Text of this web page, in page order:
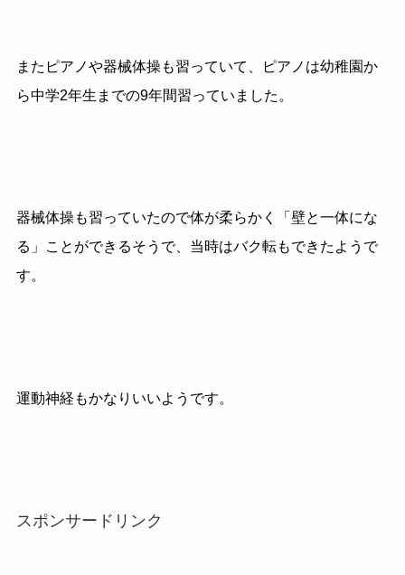
またピアノや器械体操も習っていて、ピアノは幼稚園か
ら中学2年生までの9年間習っていました。
器械体操も習っていたので体が柔らかく「壁と一体にな
る」ことができるそうで、当時はバク転もできたようで
す。
運動神経もかなりいいようです。
スポンサードリンク